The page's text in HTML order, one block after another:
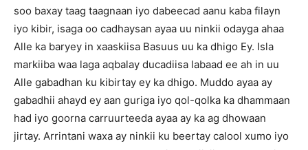
soo baxay taag taagnaan iyo dabeecad aanu kaba filayn
iyo kibir, isaga oo cadhaysan ayaa uu ninkii odayga ahaa
Alle ka baryey in xaaskiisa Basuus uu ka dhigo Ey. Isla
markiiba waa laga aqbalay ducadiisa labaad ee ah in uu
Alle gabadhan ku kibirtay ey ka dhigo. Muddo ayaa ay
gabadhii ahayd ey aan guriga iyo qol-qolka ka dhammaan
had iyo goorna carruurteeda ayaa ay ka ag dhowaan
jirtay. Arrintani waxa ay ninkii ku beertay calool xumo iyo